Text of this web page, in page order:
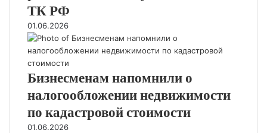
о
с
е
н
и
2
г
о
и
з
и
н
г
а
3
1
м
ТК РФ
01.06.2026
Бизнесменам напомнили о
налогообложении недвижимости
по кадастровой стоимости
01.06.2026